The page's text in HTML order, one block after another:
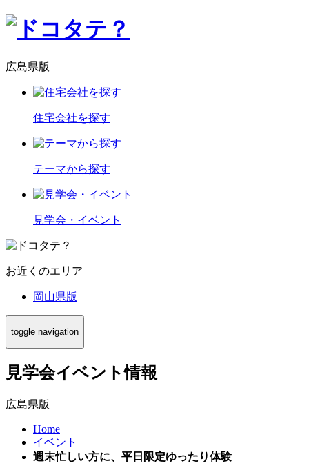
広島県版
住宅会社を探す
テーマから探す
見学会・イベント
お近くのエリア
岡山県版
toggle navigation
見学会イベント情報
広島県版
Home
イベント
週末忙しい方に、平日限定ゆったり体験